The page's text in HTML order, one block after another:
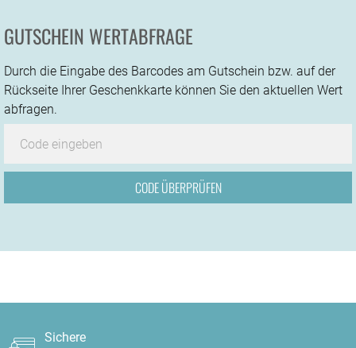
GUTSCHEIN WERTABFRAGE
Durch die Eingabe des Barcodes am Gutschein bzw. auf der
Rückseite Ihrer Geschenkkarte können Sie den aktuellen Wert
abfragen.
Sichere